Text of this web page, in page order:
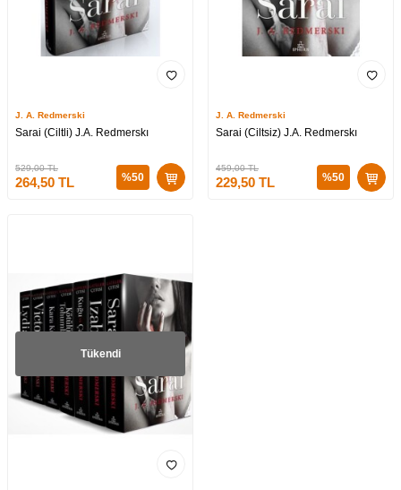
J. A. Redmerski
Sarai (Ciltli) J.A. Redmerskı
529,00TL
264,50 TL %50
J. A. Redmerski
Sarai (Ciltsiz) J.A. Redmerskı
459,00TL
229,50 TL %50
Tükendi